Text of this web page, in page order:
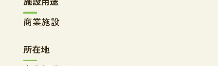
商業施設
所在地